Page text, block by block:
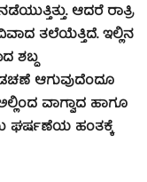
ಆದರೆ ರಾತ್ರಿ
ತಲೆಯೆತ್ತಿದೆ. ಇಲ್ಲಿನ
ಶಬ್ದ
ಆಗುವುದೆಂದೂ
ವಾಗ್ವಾದ ಹಾಗೂ
ಘರ್ಷಣೆಯ ಹಂತಕ್ಕೆ